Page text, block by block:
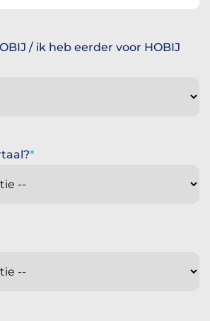
/ ik heb eerder voor HOBIJ